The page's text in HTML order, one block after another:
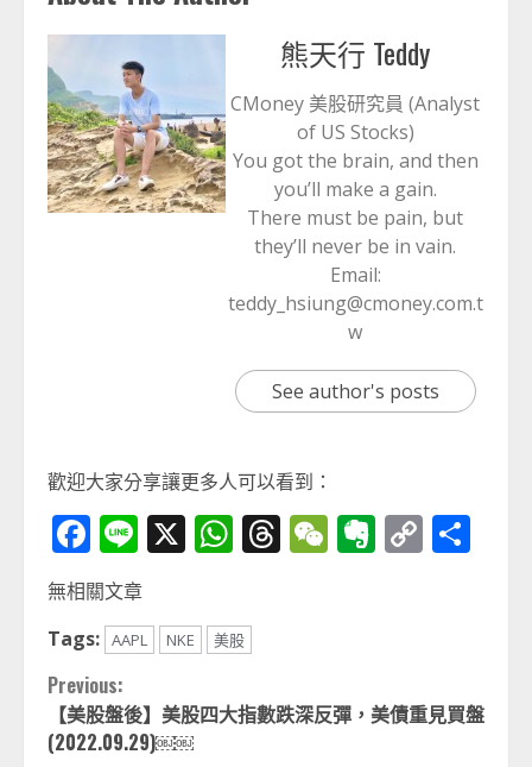
熊天行 Teddy
CMoney 美股研究員 (Analyst
of US Stocks)
You got the brain, and then
you’ll make a gain.
There must be pain, but
they’ll never be in vain.
Email:
teddy_hsiung@cmoney.com.t
w
See author's posts
歡迎大家分享讓更多人可以看到：
Facebook
Line
X WhatsApp
Threads
WeChat
Evernote
Copy
Link
無相關文章
Tags: AAPL NKE 美股
Continue
Reading
Previous:
【美股盤後】美股四大指數跌深反彈，美債重見買盤
(2022.09.29)￼￼